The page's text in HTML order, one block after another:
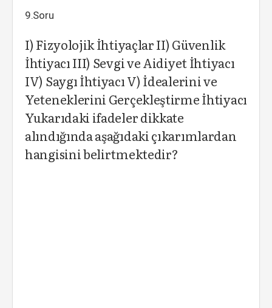
9.Soru
I) Fizyolojik İhtiyaçlar II) Güvenlik
İhtiyacı III) Sevgi ve Aidiyet İhtiyacı
IV) Saygı İhtiyacı V) İdealerini ve
Yeteneklerini Gerçekleştirme İhtiyacı
Yukarıdaki ifadeler dikkate
alındığında aşağıdaki çıkarımlardan
hangisini belirtmektedir?